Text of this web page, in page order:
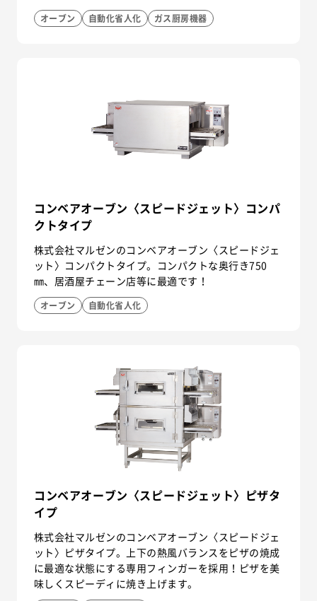
オーブン 自動化省人化 ガス厨房機器
コンベアオーブン〈スピードジェット〉コンパ
クトタイプ
株式会社マルゼンのコンベアオーブン〈スピードジェ
ット〉コンパクトタイプ。コンパクトな奥行き750
㎜、居酒屋チェーン店等に最適です！
オーブン 自動化省人化
コンベアオーブン〈スピードジェット〉ピザタ
イプ
株式会社マルゼンのコンベアオーブン〈スピードジェ
ット〉ピザタイプ。上下の熱風バランスをピザの焼成
に最適な状態にする専用フィンガーを採用！ピザを美
味しくスピーディに焼き上げます。